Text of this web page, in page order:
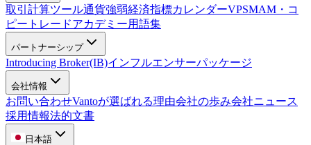
取引計算ツール通貨強弱経済指標カレンダーVPSMAM・コ
ピートレードアカデミー用語集
パートナーシップ
Introducing Broker(IB)インフルエンサーパッケージ
会社情報
お問い合わせVantoが選ばれる理由会社の歩み会社ニュース
採用情報法的文書
日本語